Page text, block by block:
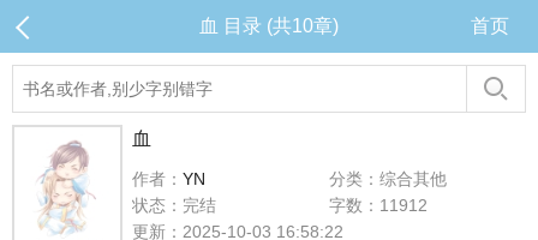
血 目录 (共10章) 首页
血
作者： YN
分类：综合其他
状态：完结
字数：11912
更新：2025-10-03 16:58:22